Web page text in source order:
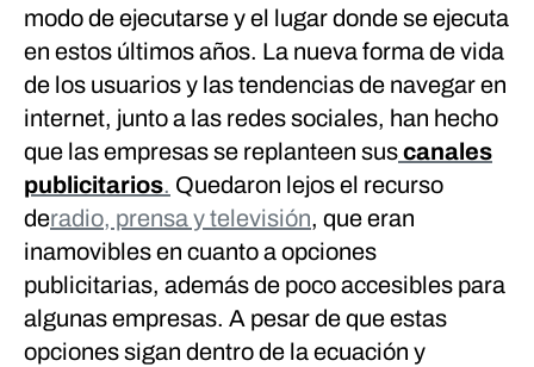
modo de ejecutarse y el lugar donde se ejecuta
en estos últimos años. La nueva forma de vida
de los usuarios y las tendencias de navegar en
internet, junto a las redes sociales, han hecho
que las empresas se replanteen suscanales
publicitarios. Quedaron lejos el recurso
deradio, prensa y televisión, que eran
inamovibles en cuanto a opciones
publicitarias, además de poco accesibles para
algunas empresas. A pesar de que estas
opciones sigan dentro de la ecuación y